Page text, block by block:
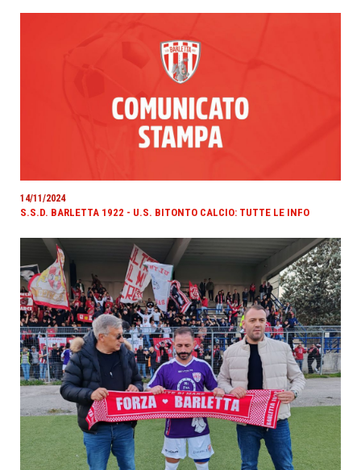
14/11/2024
S.S.D. BARLETTA 1922 - U.S. BITONTO CALCIO: TUTTE LE INFO